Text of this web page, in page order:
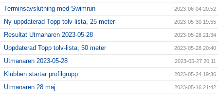
Terminsavslutning med Swimrun 2023-06-04 20:52
Ny uppdaterad Topp tolv-lista, 25 meter 2023-05-30 19:55
Resultat Utmanaren 2023-05-28 2023-05-28 21:34
Uppdaterad Topp tolv-lista, 50 meter 2023-05-28 20:40
Utmanaren 2023-05-28 2023-05-27 20:11
Klubben startar profilgrupp 2023-05-24 19:36
Utmanaren 28 maj 2023-05-16 21:42